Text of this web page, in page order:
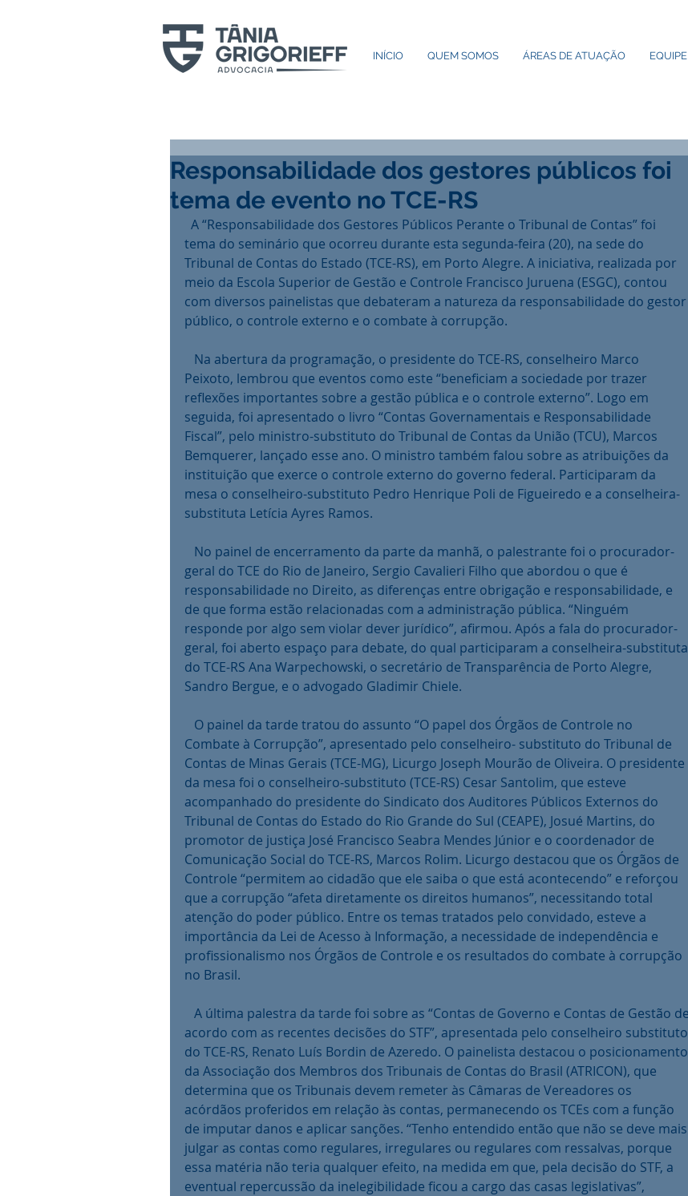
INÍCIO QUEM SOMOS ÁREAS DE ATUAÇÃO EQUIPE
Responsabilidade dos gestores públicos foi
tema de evento no TCE-RS
tema do seminário que ocorreu durante esta segunda-feira (20), na sede do
Tribunal de Contas do Estado (TCE-RS), em Porto Alegre. A iniciativa, realizada por
meio da Escola Superior de Gestão e Controle Francisco Juruena (ESGC), contou
com diversos painelistas que debateram a natureza da responsabilidade do gestor
público, o controle externo e o combate à corrupção.
Peixoto, lembrou que eventos como este “beneficiam a sociedade por trazer
reflexões importantes sobre a gestão pública e o controle externo”. Logo em
seguida, foi apresentado o livro “Contas Governamentais e Responsabilidade
Fiscal”, pelo ministro-substituto do Tribunal de Contas da União (TCU), Marcos
Bemquerer, lançado esse ano. O ministro também falou sobre as atribuições da
instituição que exerce o controle externo do governo federal. Participaram da
mesa o conselheiro-substituto Pedro Henrique Poli de Figueiredo e a conselheira-
substituta Letícia Ayres Ramos.
geral do TCE do Rio de Janeiro, Sergio Cavalieri Filho que abordou o que é
responsabilidade no Direito, as diferenças entre obrigação e responsabilidade, e
de que forma estão relacionadas com a administração pública. “Ninguém
responde por algo sem violar dever jurídico”, afirmou. Após a fala do procurador-
geral, foi aberto espaço para debate, do qual participaram a conselheira-substituta
do TCE-RS Ana Warpechowski, o secretário de Transparência de Porto Alegre,
Sandro Bergue, e o advogado Gladimir Chiele.
Combate à Corrupção”, apresentado pelo conselheiro- substituto do Tribunal de
Contas de Minas Gerais (TCE-MG), Licurgo Joseph Mourão de Oliveira. O presidente
da mesa foi o conselheiro-substituto (TCE-RS) Cesar Santolim, que esteve
acompanhado do presidente do Sindicato dos Auditores Públicos Externos do
Tribunal de Contas do Estado do Rio Grande do Sul (CEAPE), Josué Martins, do
promotor de justiça José Francisco Seabra Mendes Júnior e o coordenador de
Comunicação Social do TCE-RS, Marcos Rolim. Licurgo destacou que os Órgãos de
Controle “permitem ao cidadão que ele saiba o que está acontecendo” e reforçou
que a corrupção “afeta diretamente os direitos humanos”, necessitando total
atenção do poder público. Entre os temas tratados pelo convidado, esteve a
importância da Lei de Acesso à Informação, a necessidade de independência e
profissionalismo nos Órgãos de Controle e os resultados do combate à corrupção
no Brasil.
acordo com as recentes decisões do STF”, apresentada pelo conselheiro substituto
do TCE-RS, Renato Luís Bordin de Azeredo. O painelista destacou o posicionamento
da Associação dos Membros dos Tribunais de Contas do Brasil (ATRICON), que
determina que os Tribunais devem remeter às Câmaras de Vereadores os
acórdãos proferidos em relação às contas, permanecendo os TCEs com a função
de imputar danos e aplicar sanções. “Tenho entendido então que não se deve mais
julgar as contas como regulares, irregulares ou regulares com ressalvas, porque
essa matéria não teria qualquer efeito, na medida em que, pela decisão do STF, a
eventual repercussão da inelegibilidade ficou a cargo das casas legislativas”,